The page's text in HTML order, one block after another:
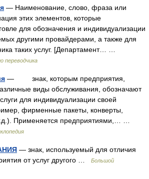
— Наименование, слово, фраза или
этих элементов, которые
для обозначения и индивидуализации
другими провайдерами, а также для
таких услуг. [Департамент… …
переводчика
— знак, которым предприятия,
виды обслуживания, обозначают
для индивидуализации своей
фирменные пакеты, конверты,
Применяется предприятиями,… …
— знак, используемый для отличия
от услуг другого …
Большой